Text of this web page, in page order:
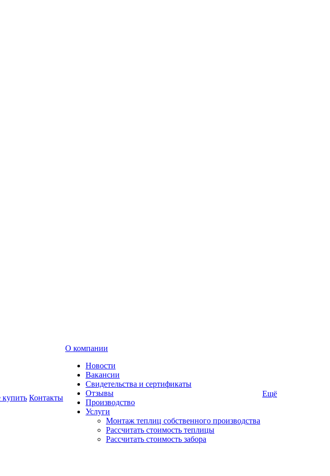
купить Контакты
О компании
Новости
Вакансии
Свидетельства и сертификаты
Отзывы
Производство
Услуги
Монтаж теплиц собственного производства
Рассчитать стоимость теплицы
Рассчитать стоимость забора
Ещё